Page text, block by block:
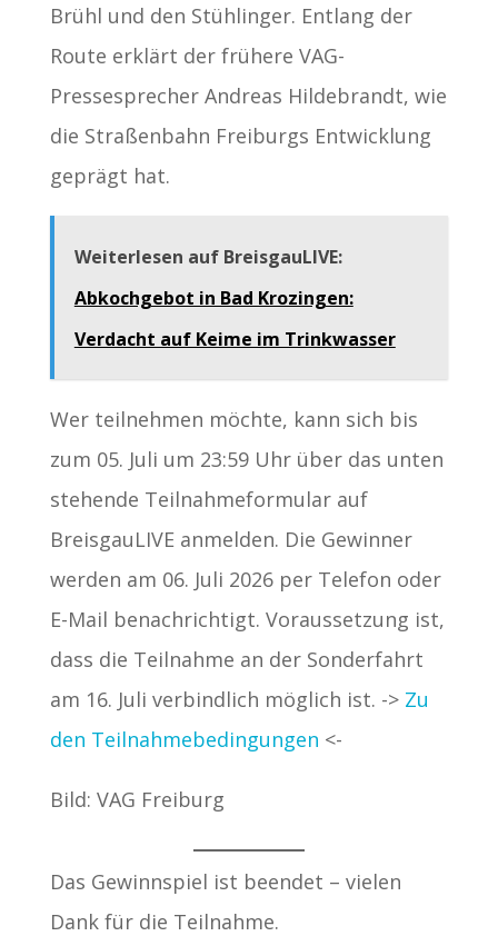
Brühl und den Stühlinger. Entlang der
Route erklärt der frühere VAG-
Pressesprecher Andreas Hildebrandt, wie
die Straßenbahn Freiburgs Entwicklung
geprägt hat.
Weiterlesen auf BreisgauLIVE:
Abkochgebot in Bad Krozingen:
Verdacht auf Keime im Trinkwasser
Wer teilnehmen möchte, kann sich bis
zum 05. Juli um 23:59 Uhr über das unten
stehende Teilnahmeformular auf
BreisgauLIVE anmelden. Die Gewinner
werden am 06. Juli 2026 per Telefon oder
E-Mail benachrichtigt. Voraussetzung ist,
dass die Teilnahme an der Sonderfahrt
am 16. Juli verbindlich möglich ist. -> Zu
den Teilnahmebedingungen <-
Bild: VAG Freiburg
Das Gewinnspiel ist beendet – vielen
Dank für die Teilnahme.